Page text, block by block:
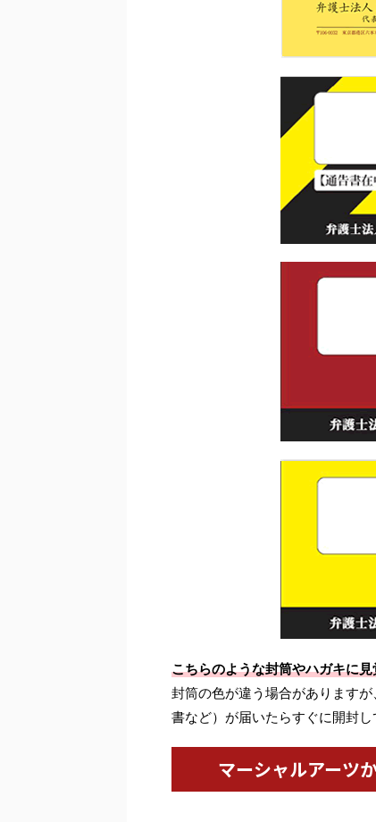
こちらのような封筒やハガキに
封筒の色が違う場合があります
書など）が届いたらすぐに開封し
マーシャルアーツ